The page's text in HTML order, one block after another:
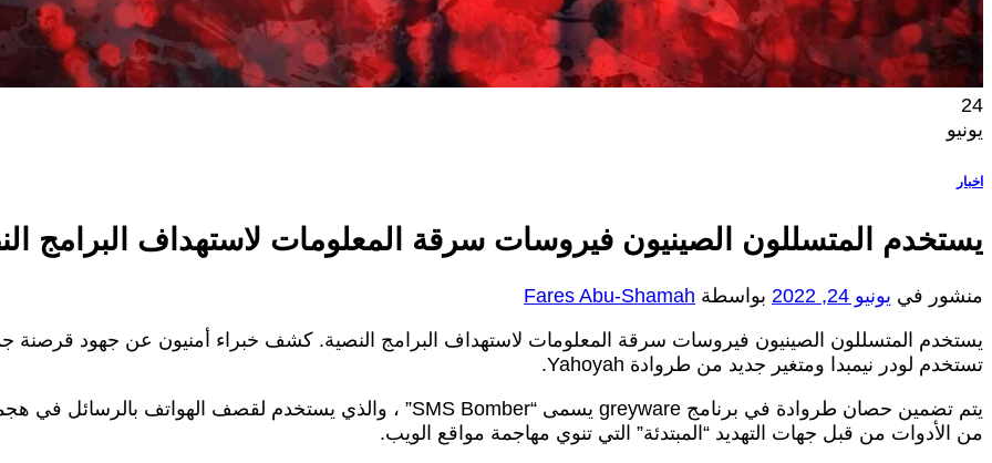
24
يونيو
اخبار
يستخدم المتسللون الصينيون فيروسات سرقة المعلومات لاستهداف البرامج
منشور في يونيو 24, 2022 بواسطة Fares Abu-Shamah
يستخدم المتسللون الصينيون فيروسات سرقة المعلومات لاستهداف البرامج النصية. كشف خبراء أمنيون عن جهود قرصنة
تستخدم لودر نيمبدا ومتغير جديد من طروادة Yahoyah.
من الأدوات من قبل جهات التهديد “المبتدئة” التي تنوي مهاجمة مواقع الويب.